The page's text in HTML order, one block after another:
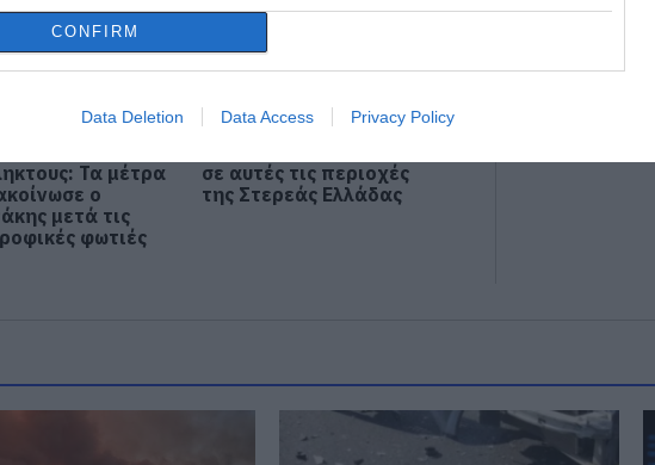
CONFIRM
Data Deletion Data Access Privacy Policy
Τα μέτρα
ο
μετά τις
φωτιές
σε αυτές τις περιοχές
της Στερεάς Ελλάδας